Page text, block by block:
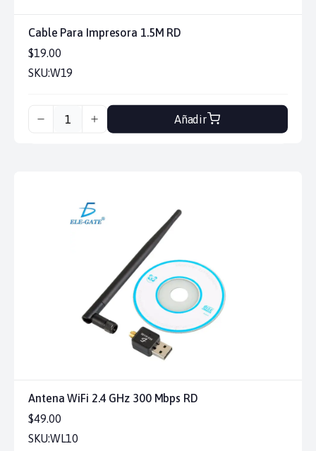
Cable Para Impresora 1.5M RD
$19.00
SKU:W19
Añadir
Antena WiFi 2.4 GHz 300 Mbps RD
$49.00
SKU:WL10